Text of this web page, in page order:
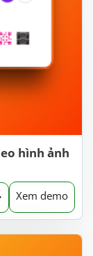
hình ảnh
Xem demo